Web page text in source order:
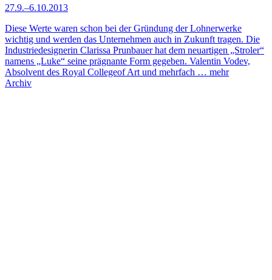
27.9.–6.10.2013
Diese Werte waren schon bei der Gründung der Lohnerwerke
wichtig und werden das Unternehmen auch in Zukunft tragen. Die
Industriedesignerin Clarissa Prunbauer hat dem neuartigen „Stroler“
namens „Luke“ seine prägnante Form gegeben. Valentin Vodev,
Absolvent des Royal Collegeof Art und mehrfach … mehr
Archiv